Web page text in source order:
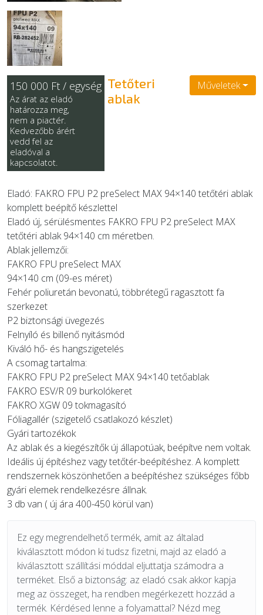
SZOLGÁLTATÓK
150 000 Ft / egység
Az árat az eladó
határozza meg,
nem a piactér.
Kedvezőbb árért
vedd fel az
eladóval a
kapcsolatot.
Tetőteri
ablak
Műveletek
Eladó: FAKRO FPU P2 preSelect MAX 94×140 tetőtéri ablak
komplett beépítő készlettel
Eladó új, sérülésmentes FAKRO FPU P2 preSelect MAX
tetőtéri ablak 94×140 cm méretben.
Ablak jellemzői:
FAKRO FPU preSelect MAX
94×140 cm (09-es méret)
Fehér poliuretán bevonatú, többrétegű ragasztott fa
szerkezet
P2 biztonsági üvegezés
Felnyíló és billenő nyitásmód
Kiváló hő- és hangszigetelés
A csomag tartalma:
FAKRO FPU P2 preSelect MAX 94×140 tetőablak
FAKRO ESV/R 09 burkolókeret
FAKRO XGW 09 tokmagasító
Fóliagallér (szigetelő csatlakozó készlet)
Gyári tartozékok
Az ablak és a kiegészítők új állapotúak, beépítve nem voltak.
Ideális új építéshez vagy tetőtér-beépítéshez. A komplett
rendszernek köszönhetően a beépítéshez szükséges főbb
gyári elemek rendelkezésre állnak.
3 db van ( új ára 400-450 körül van)
Ez egy megrendelhető termék, amit az általad
kiválasztott módon ki tudsz fizetni, majd az eladó a
kiválasztott szállítási móddal eljuttatja számodra a
terméket. Első a biztonság: az eladó csak akkor kapja
meg az összeget, ha rendben megérkezett hozzád a
termék. Kérdésed lenne a folyamattal? Nézd meg